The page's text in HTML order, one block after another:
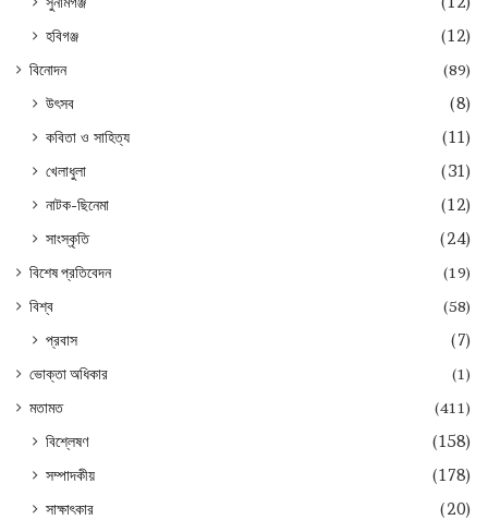
হবিগঞ্জ
(12)
বিনোদন (89)
উৎসব
(8)
কবিতা ও সাহিত্য
(11)
খেলাধুলা
(31)
নাটক-ছিনেমা
(12)
সাংস্কৃতি
(24)
বিশেষ প্রতিবেদন
(19)
বিশ্ব
(58)
প্রবাস (7)
ভোক্তা অধিকার
(1)
মতামত
(411)
বিশ্লেষণ
(158)
সম্পাদকীয়
(178)
সাক্ষাৎকার
(20)